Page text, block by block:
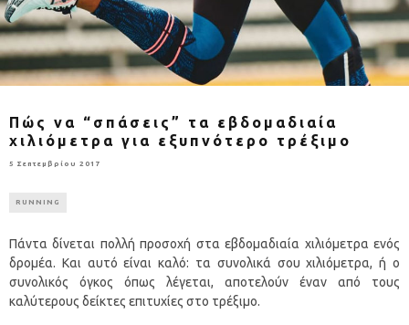
Πώς να “σπάσεις” τα εβδομαδιαία
χιλιόμετρα για εξυπνότερο τρέξιμο
5 Σεπτεμβρίου 2017
RUNNING
Πάντα δίνεται πολλή προσοχή στα εβδομαδιαία χιλιόμετρα ενός
δρομέα. Και αυτό είναι καλό: τα συνολικά σου χιλιόμετρα, ή ο
συνολικός όγκος όπως λέγεται, αποτελούν έναν από τους
καλύτερους δείκτες επιτυχίες στο τρέξιμο.